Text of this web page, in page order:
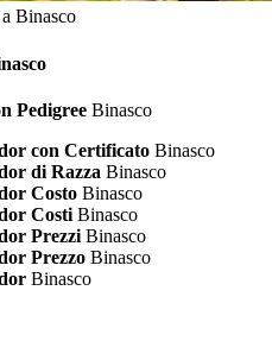
Binasco
Pedigree Binasco
con Certificato Binasco
di Razza Binasco
Costo Binasco
Costi Binasco
Prezzi Binasco
Prezzo Binasco
Binasco